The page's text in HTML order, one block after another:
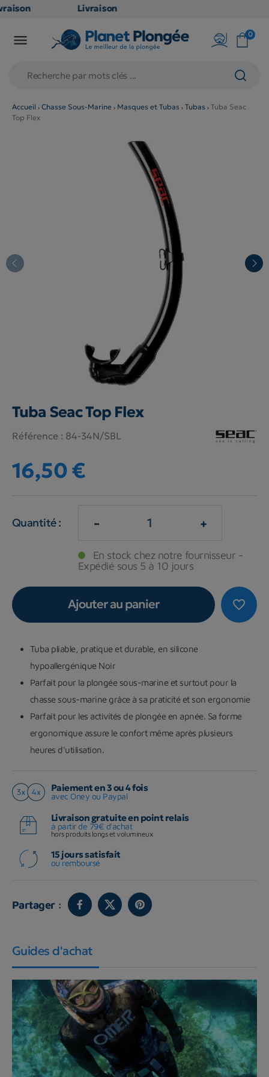
Livraison
en point
79€
(hors
 0
Accueil Chasse Sous-Marine Masques et Tubas Tubas
Tuba Seac
Top Flex
Tuba Seac Top Flex
Référence : 84-34N/SBL
16,50 €
Quantité : - +
En stock chez notre fournisseur -
Expédié sous 5 à 10 jours
favorite_border
Ajouter au panier
Tuba pliable, pratique et durable, en silicone
hypoallergénique Noir
Parfait pour la plongée sous-marine et surtout pour la
chasse sous-marine grâce à sa praticité et son ergonomie
Parfait pour les activités de plongée en apnée. Sa forme
ergonomique assure le confort même après plusieurs
heures d'utilisation.
Paiement en 3 ou 4 fois
avec Oney ou Paypal
Livraison gratuite en point relais
à partir de 79€ d'achat
hors produits longs et volumineux
15 jours satisfait
ou remboursé
Partager :
Guides d'achat